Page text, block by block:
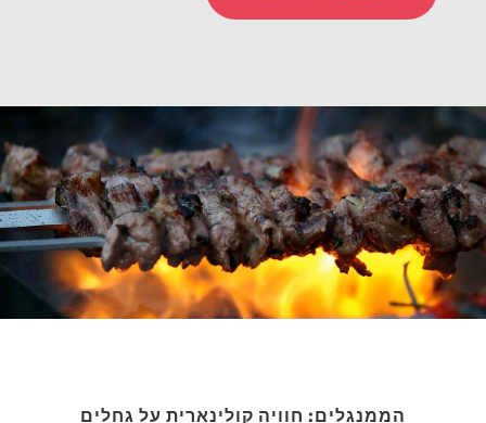
הממנגלים: חוויה קולינארית על גחלים